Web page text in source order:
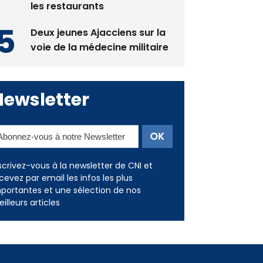
les restaurants
Deux jeunes Ajacciens sur la
voie de la médecine militaire
vous à la newsletter de CNI et
par email les infos les plus
et une sélection de nos
articles